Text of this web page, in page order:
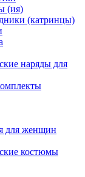
(ия)
(катринцы)
наряды для
для женщин
костюмы